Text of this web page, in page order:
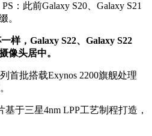
PS：此前Galaxy S20、Galaxy S21
。
样，Galaxy S22、Galaxy S22
像头居中。
首批搭载Exynos 2200旗舰处理
基于三星4nm LPP工艺制程打造，